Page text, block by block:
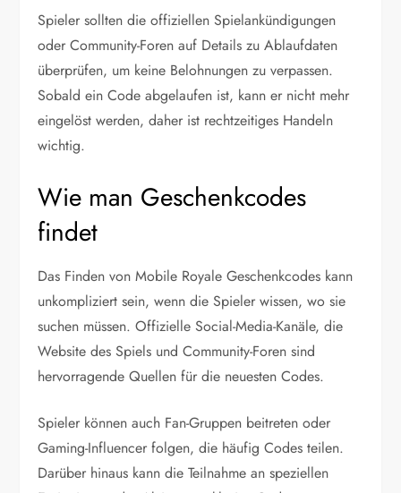
Spieler sollten die offiziellen Spielankündigungen
oder Community-Foren auf Details zu Ablaufdaten
überprüfen, um keine Belohnungen zu verpassen.
Sobald ein Code abgelaufen ist, kann er nicht mehr
eingelöst werden, daher ist rechtzeitiges Handeln
wichtig.
Wie man Geschenkcodes
findet
Das Finden von Mobile Royale Geschenkcodes kann
unkompliziert sein, wenn die Spieler wissen, wo sie
suchen müssen. Offizielle Social-Media-Kanäle, die
Website des Spiels und Community-Foren sind
hervorragende Quellen für die neuesten Codes.
Spieler können auch Fan-Gruppen beitreten oder
Gaming-Influencer folgen, die häufig Codes teilen.
Darüber hinaus kann die Teilnahme an speziellen